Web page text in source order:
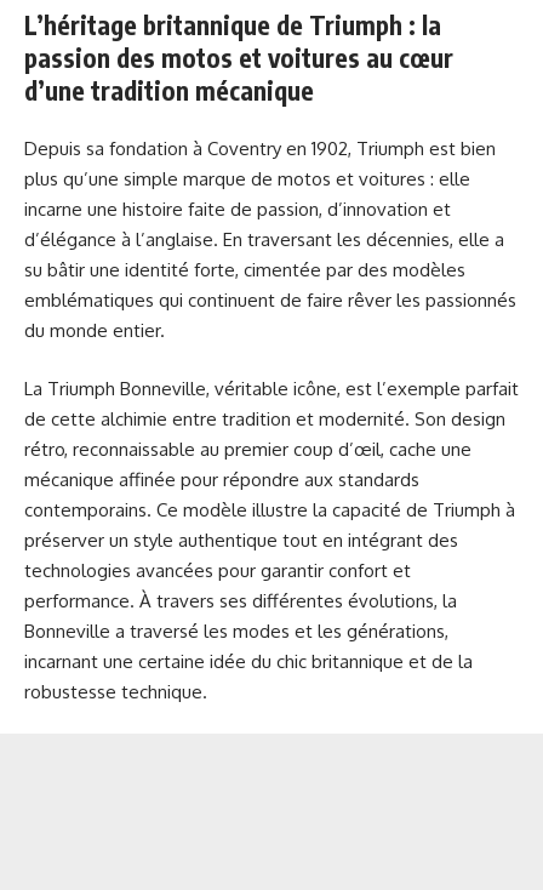
L’héritage britannique de Triumph : la
passion des motos et voitures au cœur
d’une tradition mécanique
Depuis sa fondation à Coventry en 1902, Triumph est bien
plus qu’une simple marque de motos et voitures : elle
incarne une histoire faite de passion, d’innovation et
d’élégance à l’anglaise. En traversant les décennies, elle a
su bâtir une identité forte, cimentée par des modèles
emblématiques qui continuent de faire rêver les passionnés
du monde entier.
La Triumph Bonneville, véritable icône, est l’exemple parfait
de cette alchimie entre tradition et modernité. Son design
rétro, reconnaissable au premier coup d’œil, cache une
mécanique affinée pour répondre aux standards
contemporains. Ce modèle illustre la capacité de Triumph à
préserver un style authentique tout en intégrant des
technologies avancées pour garantir confort et
performance. À travers ses différentes évolutions, la
Bonneville a traversé les modes et les générations,
incarnant une certaine idée du chic britannique et de la
robustesse technique.